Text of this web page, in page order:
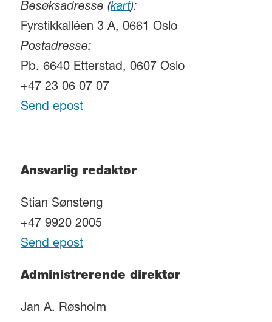
Besøksadresse (kart):
Fyrstikkalléen 3 A, 0661 Oslo
Postadresse:
Pb. 6640 Etterstad, 0607 Oslo
+47 23 06 07 07
Send epost
Ansvarlig redaktør
Stian Sønsteng
+47 9920 2005
Send epost
Administrerende direktør
Jan A. Røsholm